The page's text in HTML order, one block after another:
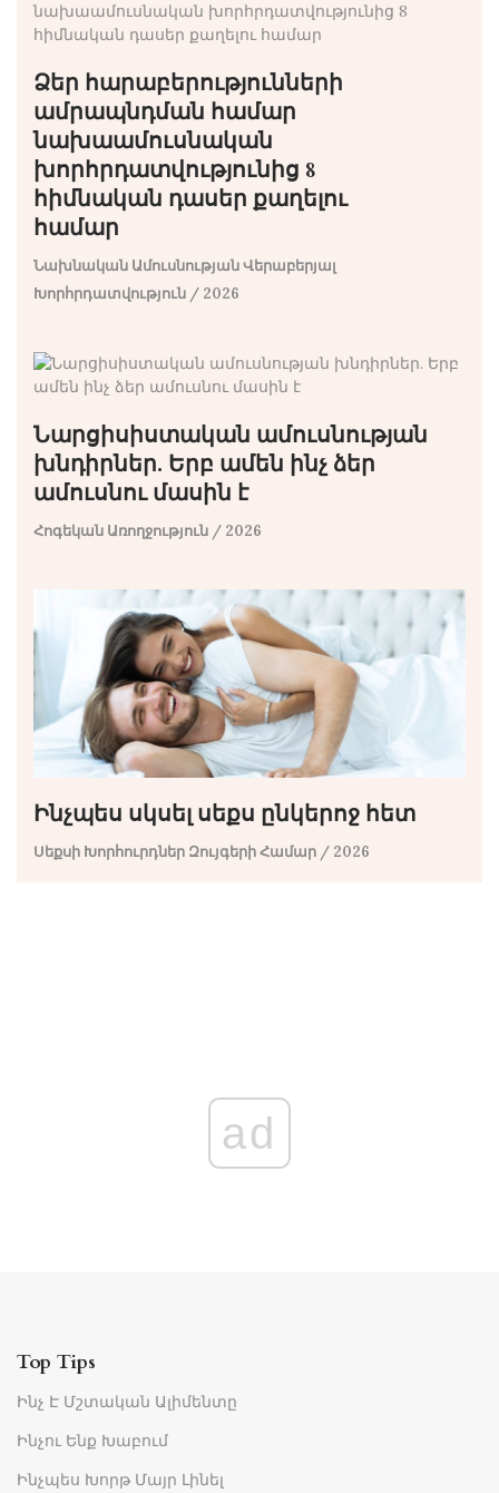
Ձեր հարաբերությունների
ամրապնդման համար
նախաամուսնական
խորհրդատվությունից 8
հիմնական դասեր քաղելու
համար
Նախնական Ամուսնության Վերաբերյալ
Խորհրդատվություն / 2026
Նարցիսիստական ​​ամուսնության
խնդիրներ. Երբ ամեն ինչ ձեր
ամուսնու մասին է
Հոգեկան Առողջություն / 2026
Ինչպես սկսել սեքս ընկերոջ հետ
Սեքսի Խորհուրդներ Զույգերի Համար / 2026
ad
Top Tips
Ինչ Է Մշտական ​​ալիմենտը
Ինչու Ենք Խաբում
Ինչպես Խորթ Մայր Լինել